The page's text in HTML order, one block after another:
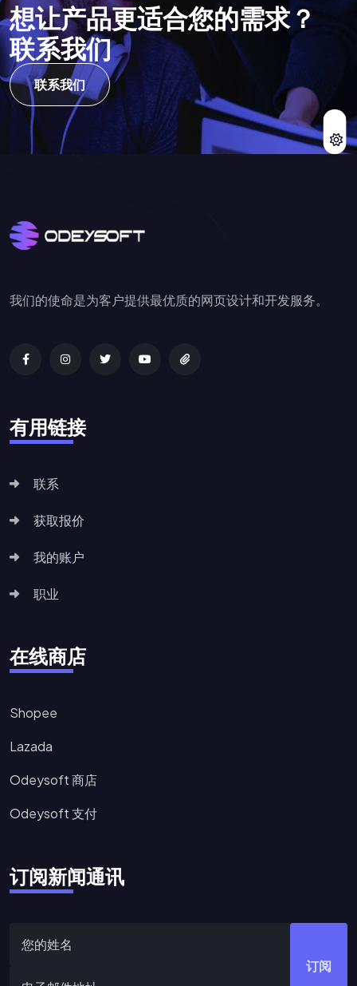
想让产品更适合您的需求 ？
联系我们
联系我们
我们的使命是为客户提供最优质的网页设计和开发服务。
有用链接
联系
获取报价
我的账户
职业
在线商店
Shopee
Lazada
Odeysoft 商店
Odeysoft 支付
订阅新闻通讯
订阅